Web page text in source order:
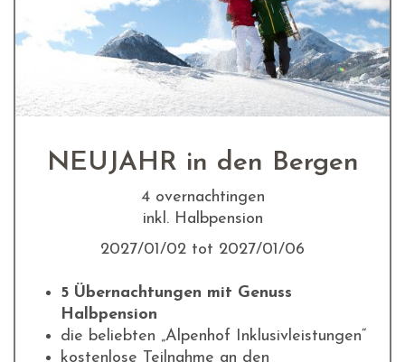
NEUJAHR in den Bergen
4 overnachtingen
inkl. Halbpension
2027/01/02 tot 2027/01/06
5 Übernachtungen mit Genuss
Halbpension
die beliebten „Alpenhof Inklusivleistungen“
kostenlose Teilnahme an den